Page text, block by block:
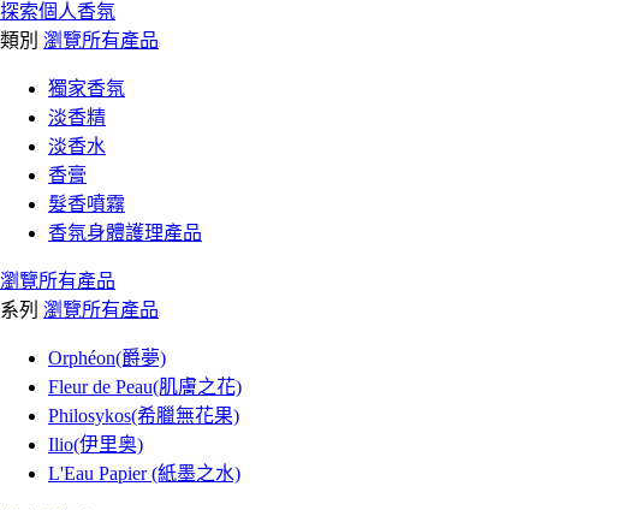
探索個人香氛
類別 瀏覽所有產品
獨家香氛
淡香精
淡香水
香膏
髮香噴霧
香氛身體護理產品
瀏覽所有產品
系列 瀏覽所有產品
Orphéon(爵夢)
Fleur de Peau(肌膚之花)
Philosykos(希臘無花果)
Ilio(伊里奥)
L'Eau Papier (紙墨之水)